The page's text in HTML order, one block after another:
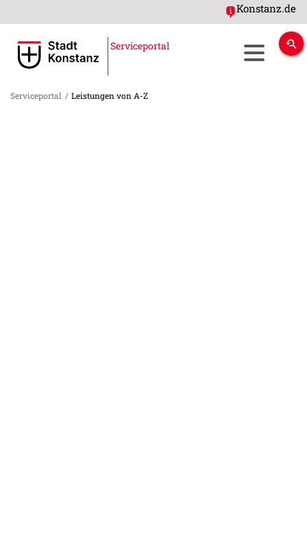
Konstanz.de
Serviceportal
Serviceportal / Leistungen von A-Z